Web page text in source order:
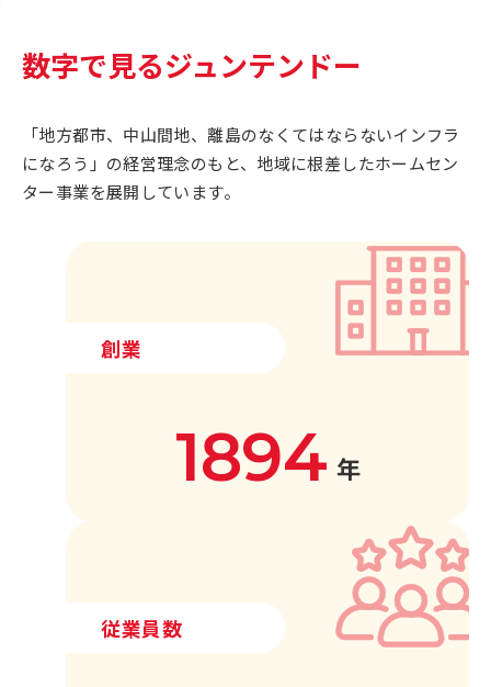
数字で見るジュンテンドー
「地方都市、中山間地、離島のなくてはならないインフラ
になろう」の経営理念のもと、地域に根差したホームセン
ター事業を展開しています。
創業
1894 年
従業員数